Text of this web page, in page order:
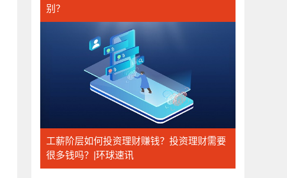
别？
工薪阶层如何投资理财赚钱？投资理财需要
很多钱吗？|环球速讯